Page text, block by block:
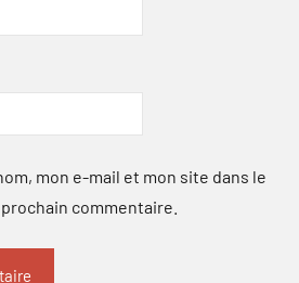
mon e-mail et mon site dans le
commentaire.